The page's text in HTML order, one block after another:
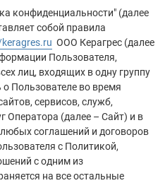
конфиденциальности" (далее
собой правила
ООО Керагрес (далее
Пользователя,
лиц, входящих в одну группу
Пользователе во время
сервисов, служб,
Оператора (далее – Сайт) и в
соглашений и договоров
с Политикой,
с одним из
на все остальные